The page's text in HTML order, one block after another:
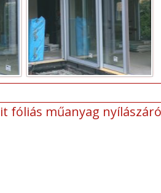
fóliás műanyag